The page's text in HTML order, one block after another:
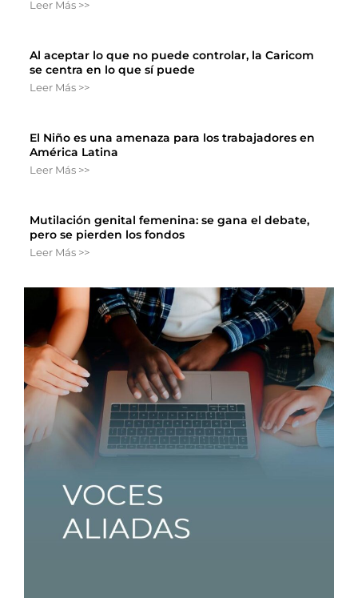
Leer Más >>
Al aceptar lo que no puede controlar, la Caricom
se centra en lo que sí puede
Leer Más >>
El Niño es una amenaza para los trabajadores en
América Latina
Leer Más >>
Mutilación genital femenina: se gana el debate,
pero se pierden los fondos
Leer Más >>